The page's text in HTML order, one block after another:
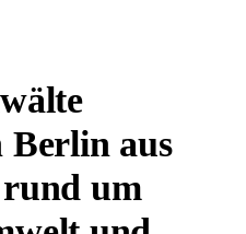
Berlin aus
um